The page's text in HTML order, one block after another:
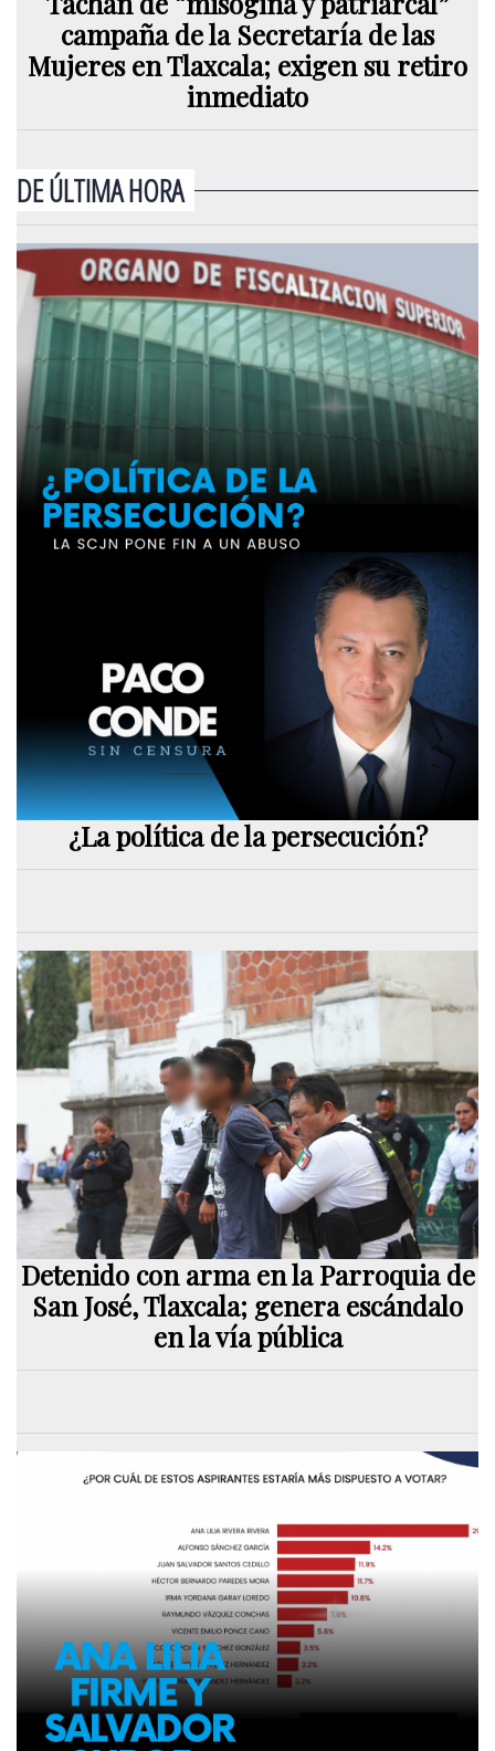
campaña de la Secretaría de las
Mujeres en Tlaxcala; exigen su retiro
inmediato
DE ÚLTIMA HORA
¿La política de la persecución?
Detenido con arma en la Parroquia de
San José, Tlaxcala; genera escándalo
en la vía pública